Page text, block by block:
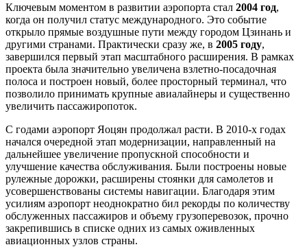
Ключевым моментом в развитии аэропорта стал 2004 год,
когда он получил статус международного. Это событие
открыло прямые воздушные пути между городом Цзинань и
другими странами. Практически сразу же, в 2005 году,
завершился первый этап масштабного расширения. В рамках
проекта была значительно увеличена взлетно-посадочная
полоса и построен новый, более просторный терминал, что
позволило принимать крупные авиалайнеры и существенно
увеличить пассажиропоток.
С годами аэропорт Яоцян продолжал расти. В 2010-х годах
начался очередной этап модернизации, направленный на
дальнейшее увеличение пропускной способности и
улучшение качества обслуживания. Были построены новые
рулежные дорожки, расширены стоянки для самолетов и
усовершенствованы системы навигации. Благодаря этим
усилиям аэропорт неоднократно бил рекорды по количеству
обслуженных пассажиров и объему грузоперевозок, прочно
закрепившись в списке одних из самых оживленных
авиационных узлов страны.